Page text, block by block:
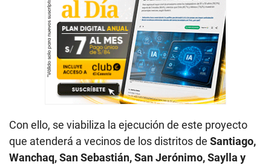
Con ello, se viabiliza la ejecución de este proyecto
que atenderá a vecinos de los distritos de Santiago,
Wanchaq, San Sebastián, San Jerónimo, Saylla y